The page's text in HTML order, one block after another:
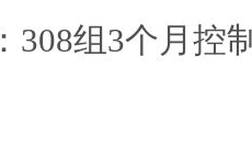
：308组3个月控